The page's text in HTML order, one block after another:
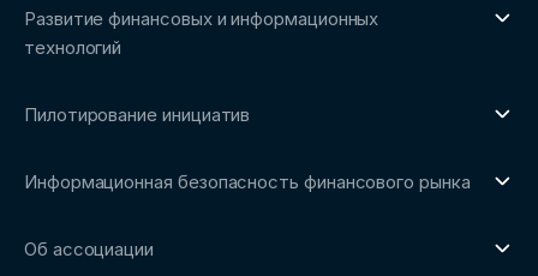
Трендвотчинг и информационный сервис
Развитие финансовых и информационных
технологий
Репозиторий Ассоциации
Рабочие группы
Пилотирование инициатив
Площадка пилотного тестирования
Информационная безопасность финансового рынка
Направления работы
Об ассоциации